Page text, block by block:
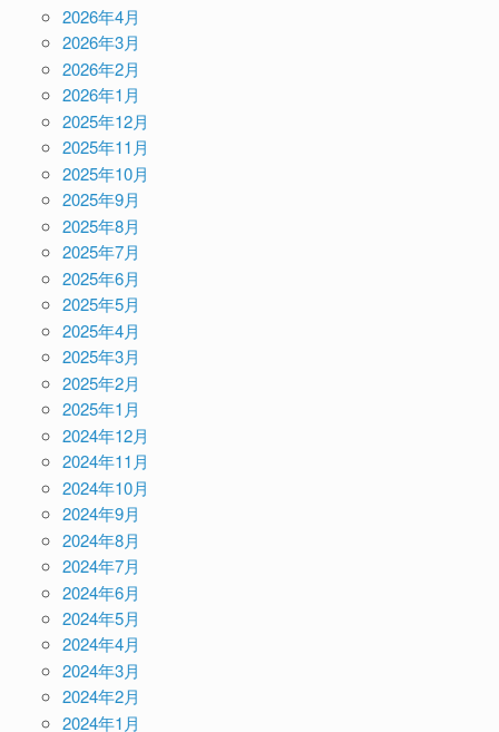
2026年4月
2026年3月
2026年2月
2026年1月
2025年12月
2025年11月
2025年10月
2025年9月
2025年8月
2025年7月
2025年6月
2025年5月
2025年4月
2025年3月
2025年2月
2025年1月
2024年12月
2024年11月
2024年10月
2024年9月
2024年8月
2024年7月
2024年6月
2024年5月
2024年4月
2024年3月
2024年2月
2024年1月